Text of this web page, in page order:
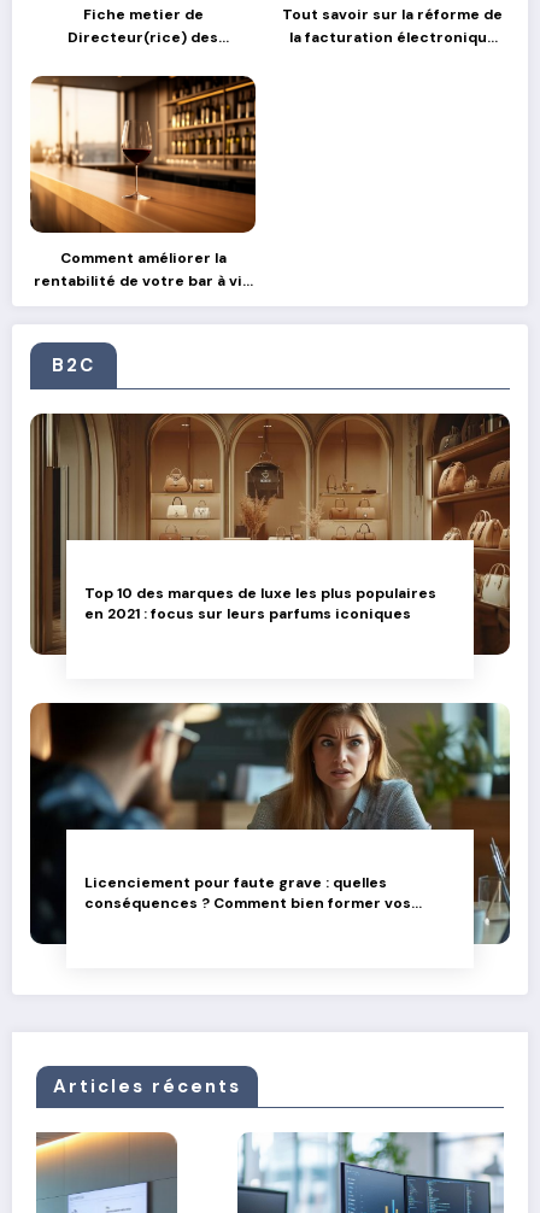
Fiche metier de
Directeur(rice) des
les transitions stratégiques
Tout savoir sur la réforme de
la facturation électronique
Comment améliorer la
rentabilité de votre bar à vin
grâce aux partenariats avec
des producteurs locaux
B2C
Top 10 des marques de luxe les plus populaires
en 2021 : focus sur leurs parfums iconiques
Licenciement pour faute grave : quelles
conséquences ? Comment bien former vos
Articles récents